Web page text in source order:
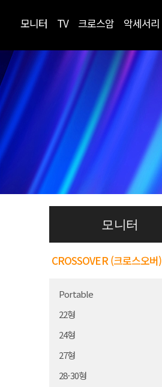
모니터 TV 크로스암 악세서리
모니터
CROSSOVER (크로스오버)
Portable
22형
24형
27형
28-30형